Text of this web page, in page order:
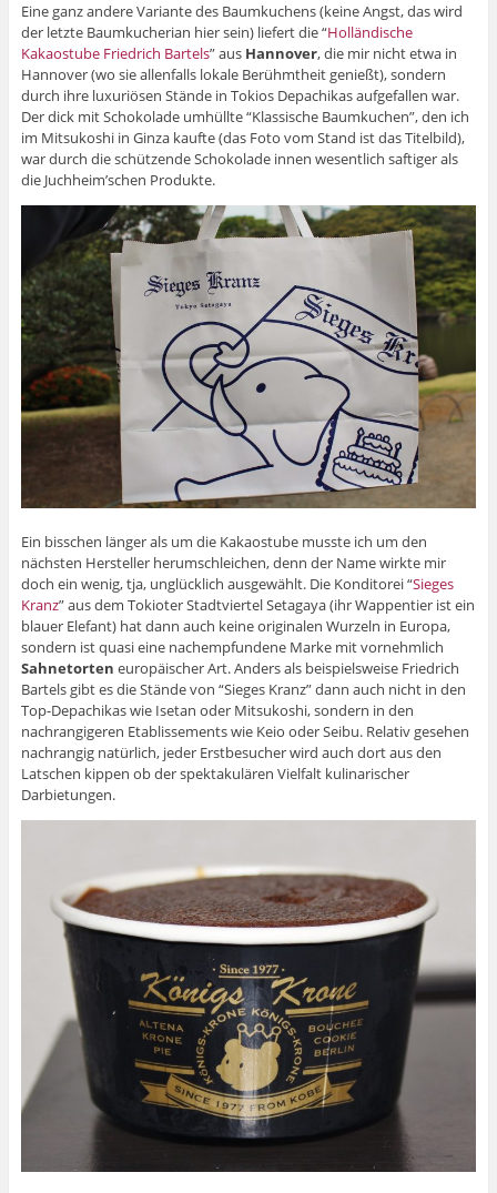
Eine ganz andere Variante des Baumkuchens (keine Angst, das wird
der letzte Baumkucherian hier sein) liefert die “Holländische
Kakaostube Friedrich Bartels” aus Hannover, die mir nicht etwa in
Hannover (wo sie allenfalls lokale Berühmtheit genießt), sondern
durch ihre luxuriösen Stände in Tokios Depachikas aufgefallen war.
Der dick mit Schokolade umhüllte “Klassische Baumkuchen”, den ich
im Mitsukoshi in Ginza kaufte (das Foto vom Stand ist das Titelbild),
war durch die schützende Schokolade innen wesentlich saftiger als
die Juchheim’schen Produkte.
Ein bisschen länger als um die Kakaostube musste ich um den
nächsten Hersteller herumschleichen, denn der Name wirkte mir
doch ein wenig, tja, unglücklich ausgewählt. Die Konditorei “Sieges
Kranz” aus dem Tokioter Stadtviertel Setagaya (ihr Wappentier ist ein
blauer Elefant) hat dann auch keine originalen Wurzeln in Europa,
sondern ist quasi eine nachempfundene Marke mit vornehmlich
Sahnetorten europäischer Art. Anders als beispielsweise Friedrich
Bartels gibt es die Stände von “Sieges Kranz” dann auch nicht in den
Top-Depachikas wie Isetan oder Mitsukoshi, sondern in den
nachrangigeren Etablissements wie Keio oder Seibu. Relativ gesehen
nachrangig natürlich, jeder Erstbesucher wird auch dort aus den
Latschen kippen ob der spektakulären Vielfalt kulinarischer
Darbietungen.